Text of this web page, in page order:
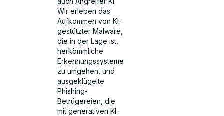
Wir erleben das
Aufkommen von KI-
gestützter Malware,
die in der Lage ist,
herkömmliche
Erkennungssysteme
zu umgehen, und
ausgeklügelte
Phishing-
Betrügereien, die
mit generativen KI-